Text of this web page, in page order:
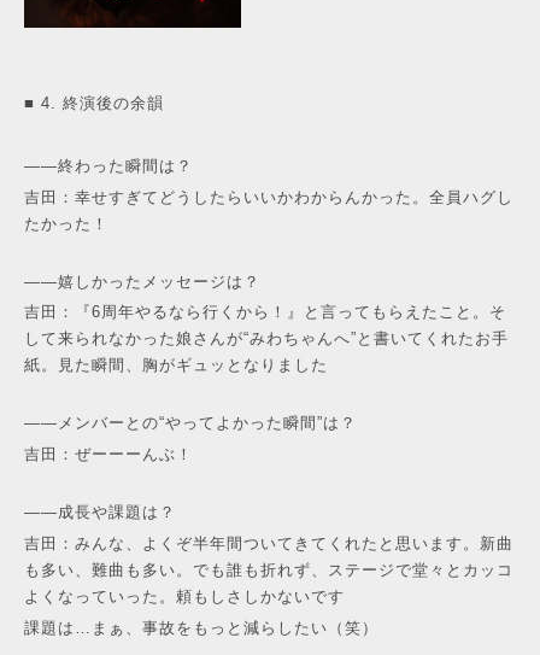
■ 4. 終演後の余韻
——終わった瞬間は？
吉田：幸せすぎてどうしたらいいかわからんかった。全員ハグし
たかった！
——嬉しかったメッセージは？
吉田：『6周年やるなら行くから！』と言ってもらえたこと。そ
して来られなかった娘さんが“みわちゃんへ”と書いてくれたお手
紙。見た瞬間、胸がギュッとなりました
——メンバーとの“やってよかった瞬間”は？
吉田：ぜーーーんぶ！
——成長や課題は？
吉田：みんな、よくぞ半年間ついてきてくれたと思います。新曲
も多い、難曲も多い。でも誰も折れず、ステージで堂々とカッコ
よくなっていった。頼もしさしかないです
課題は…まぁ、事故をもっと減らしたい（笑）